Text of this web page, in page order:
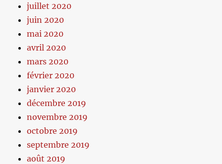
juillet 2020
juin 2020
mai 2020
avril 2020
mars 2020
février 2020
janvier 2020
décembre 2019
novembre 2019
octobre 2019
septembre 2019
août 2019